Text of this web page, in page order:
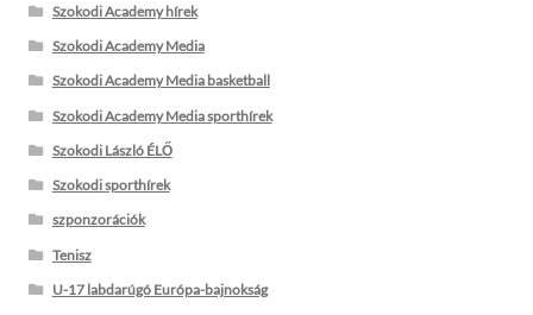
Szokodi Academy hírek
Szokodi Academy Media
Szokodi Academy Media basketball
Szokodi Academy Media sporthírek
Szokodi László ÉLŐ
Szokodi sporthírek
szponzorációk
Tenisz
U-17 labdarúgó Európa-bajnokság